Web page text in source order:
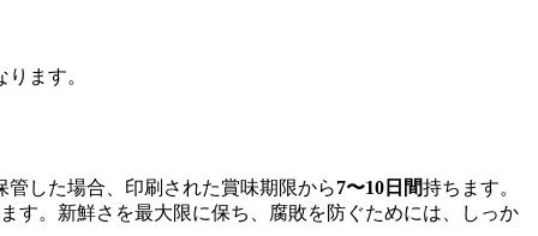
ます。
管した場合、印刷された賞味期限から7〜10日間持ちます。
す。新鮮さを最大限に保ち、腐敗を防ぐためには、しっか